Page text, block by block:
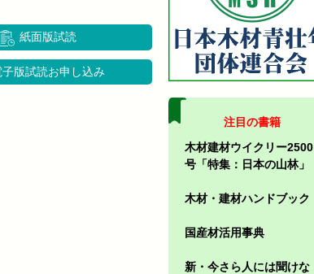
紙面版試読
子版試読お申し込み
注目の書籍
木材建材ウイクリー2500
号「特集：日本の山林」
木材・建材ハンドブック
国産材活用事典
新・今さら人には聞けな